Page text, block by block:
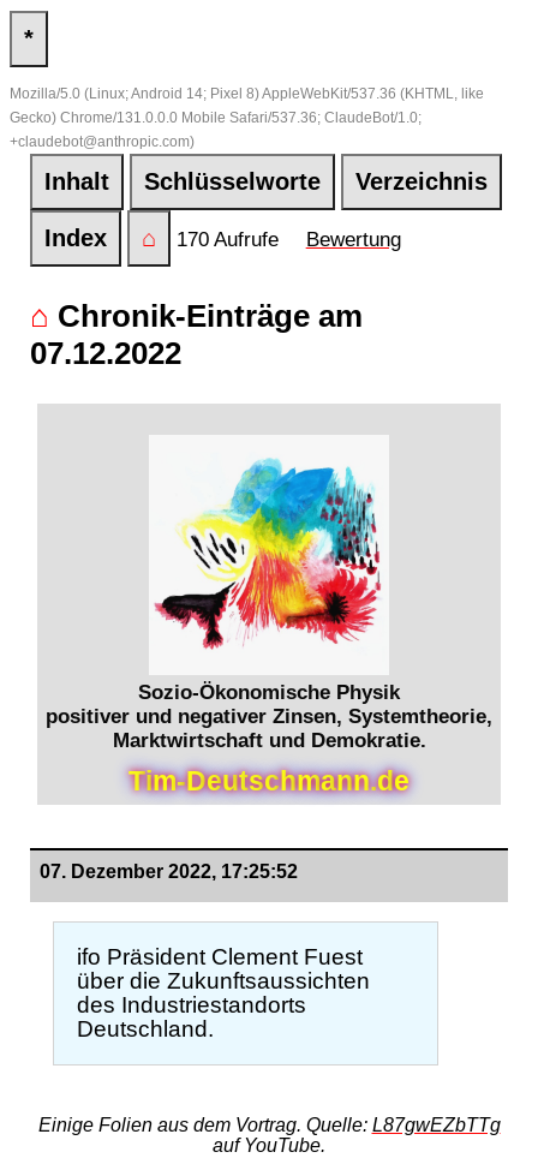
*
Mozilla/5.0 (Linux; Android 14; Pixel 8) AppleWebKit/537.36 (KHTML, like
Gecko) Chrome/131.0.0.0 Mobile Safari/537.36; ClaudeBot/1.0;
+claudebot@anthropic.com)
Inhalt Schlüsselworte Verzeichnis
Index ⌂ 170 Aufrufe Bewertung
⌂ Chronik-Einträge am
07.12.2022
Sozio-Ökonomische Physik
positiver und negativer Zinsen, Systemtheorie,
Marktwirtschaft und Demokratie.
Tim-Deutschmann.de
07. Dezember 2022, 17:25:52
ifo Präsident Clement Fuest
über die Zukunftsaussichten
des Industriestandorts
Deutschland.
Einige Folien aus dem Vortrag. Quelle: L87gwEZbTTg
auf YouTube.